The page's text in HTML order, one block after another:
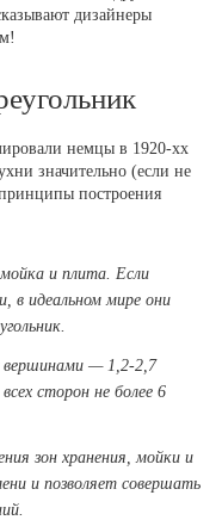
дизайнеры
немцы в 1920-хх
значительно (если не
построения
и плита. Если
в идеальном мире они
вершинами — 1,2-2,7
сторон не более 6
зон хранения, мойки и
и позволяет совершать